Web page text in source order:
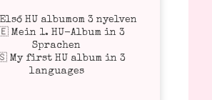
HU albumom 3 nyelven
Mein 1. HU-Album in 3
Sprachen
My first HU album in 3
languages